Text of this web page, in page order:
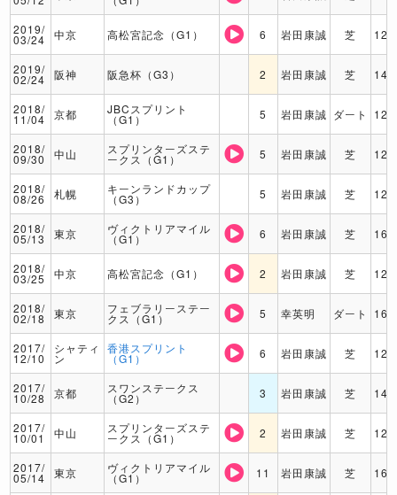
2019/
03/24 中京 高松宮記念（G1） 6 岩田康誠 芝
2019/
02/24 阪神 阪急杯（G3） 2 岩田康誠 芝
2018/
11/04 京都 JBCスプリント
（G1） 5 岩田康誠 ダート
2018/
09/30 中山 スプリンターズステ
ークス（G1） 5 岩田康誠 芝
2018/
08/26 札幌 キーンランドカップ
（G3） 5 岩田康誠 芝
2018/
05/13 東京 ヴィクトリアマイル
（G1） 6 岩田康誠 芝
2018/
03/25 中京 高松宮記念（G1） 2 岩田康誠 芝
2018/
02/18 東京 フェブラリーステー
クス（G1） 5 幸英明 ダート
2017/
12/10
シャティ
ン
香港スプリント
（G1） 6 岩田康誠 芝
2017/
10/28 京都 スワンステークス
（G2） 3 岩田康誠 芝
2017/
10/01 中山 スプリンターズステ
ークス（G1） 2 岩田康誠 芝
2017/
05/14 東京 ヴィクトリアマイル
（G1） 11 岩田康誠 芝